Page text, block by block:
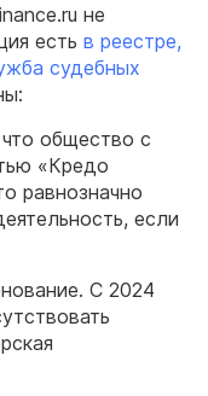
не
есть в реестре,
судебных
общество с
«Кредо
равнозначно
если
С 2024